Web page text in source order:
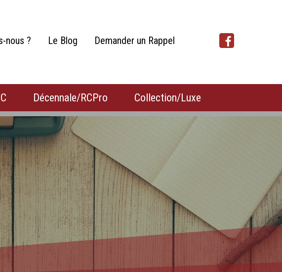
nous ? Le Blog Demander un Rappel
Décennale/RCPro Collection/Luxe
car